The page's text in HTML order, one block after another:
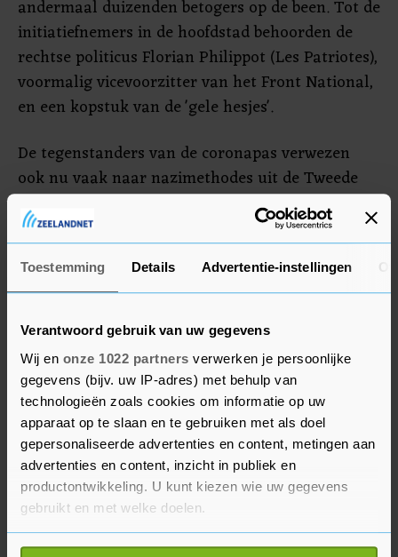
Toestemming Details Advertentie-instellingen
Verantwoord gebruik van uw gegevens
Wij en onze 1022 partners verwerken je persoonlijke
gegevens (bijv. uw IP-adres) met behulp van
technologieën zoals cookies om informatie op uw
apparaat op te slaan en te gebruiken met als doel
gepersonaliseerde advertenties en content, metingen aan
advertenties en content, inzicht in publiek en
productontwikkeling. U kunt kiezen wie uw gegevens
gebruikt en met welke doelen.
Als u het toestaat, willen we ook graag:
andermaal duizenden betogers op de been. Tot de
initiatiefnemers in de hoofdstad behoorden de
rechtse politicus Florian Philippot (Les Patriotes),
voormalig vicevoorzitter van het Front National,
en een kopstuk van de 'gele hesjes'.
De tegenstanders van de coronapas verwezen
ook nu vaak naar nazimethodes uit de Tweede
Wereldoorlog. Net als woensdag verliepen de
manifestaties niet overal rustig. In onder meer
Dijon, Lille, Nantes en Lyon zette de politie
traangas in om de menigte te verspreiden.